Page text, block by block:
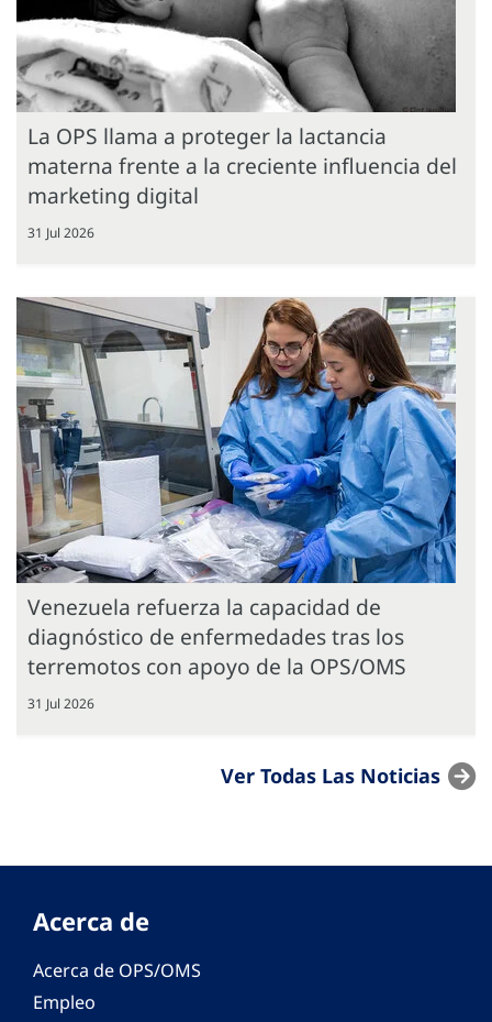
La OPS llama a proteger la lactancia
materna frente a la creciente influencia del
marketing digital
31 Jul 2026
Venezuela refuerza la capacidad de
diagnóstico de enfermedades tras los
terremotos con apoyo de la OPS/OMS
31 Jul 2026
Ver Todas Las Noticias
Acerca de
Acerca de OPS/OMS
Empleo